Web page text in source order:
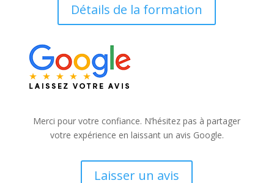
Détails de la formation
Merci pour votre confiance. N’hésitez pas à partager
votre expérience en laissant un avis Google.
Laisser un avis